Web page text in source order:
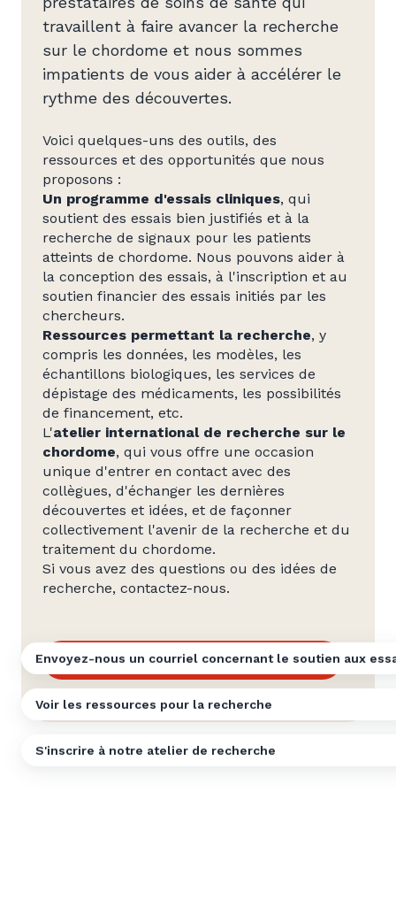
travaillent à faire avancer la recherche
sur le chordome et nous sommes
impatients de vous aider à accélérer le
rythme des découvertes.
Voici quelques-uns des outils, des
ressources et des opportunités que nous
proposons :
Un programme d'essais cliniques, qui
soutient des essais bien justifiés et à la
recherche de signaux pour les patients
atteints de chordome. Nous pouvons aider à
la conception des essais, à l'inscription et au
soutien financier des essais initiés par les
chercheurs.
Ressources permettant la recherche, y
compris les données, les modèles, les
échantillons biologiques, les services de
dépistage des médicaments, les possibilités
de financement, etc.
L'atelier international de recherche sur le
chordome, qui vous offre une occasion
unique d'entrer en contact avec des
collègues, d'échanger les dernières
découvertes et idées, et de façonner
collectivement l'avenir de la recherche et du
traitement du chordome.
Si vous avez des questions ou des idées de
recherche, contactez-nous.
Contacter notre équipe de recherche
Envoyez-nous un courriel concernant le soutien aux
Voir les ressources pour la recherche
S'inscrire à notre atelier de recherche